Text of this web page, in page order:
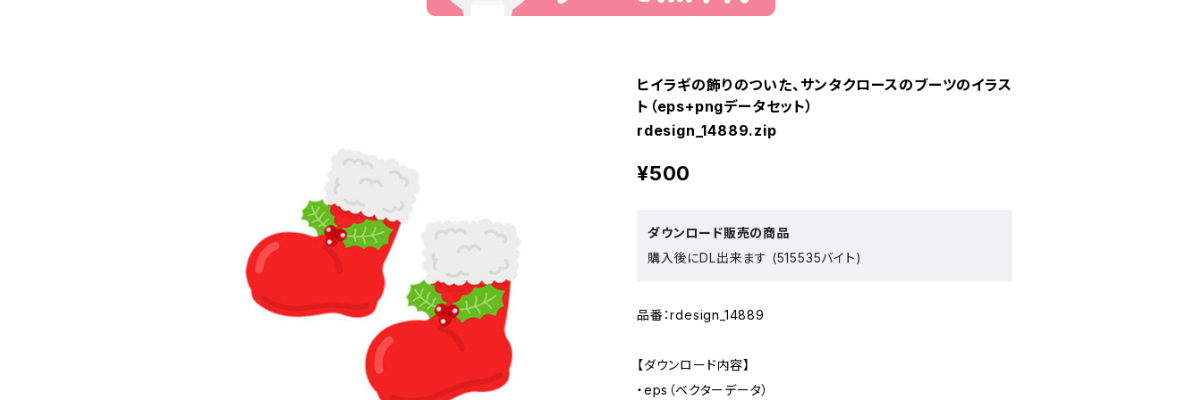
ヒイラギの飾りのついた、サンタクロースのブーツのイラス
ト（eps+pngデータセット）
rdesign_14889.zip
¥500
ダウンロード販売の商品
購入後にDL出来ます (515535バイト)
品番：rdesign_14889
【ダウンロード内容】
・eps（ベクターデータ）